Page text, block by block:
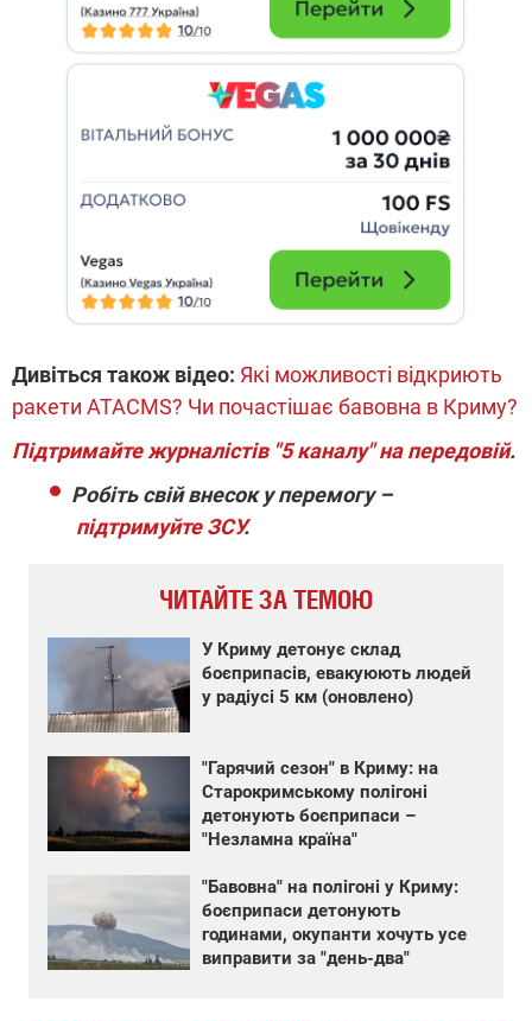
Дивіться також відео: Які можливості відкриють
ракети ATACMS? Чи почастішає бавовна в Криму?
Підтримайте журналістів "5 каналу" на передовій.
Робіть свій внесок у перемогу –
підтримуйте ЗСУ.
ЧИТАЙТЕ ЗА ТЕМОЮ
У Криму детонує склад
боєприпасів, евакуюють людей
у радіусі 5 км (оновлено)
"Гарячий сезон" в Криму: на
Старокримському полігоні
детонують боєприпаси –
"Незламна країна"
"Бавовна" на полігоні у Криму:
боєприпаси детонують
годинами, окупанти хочуть усе
виправити за "день-два"